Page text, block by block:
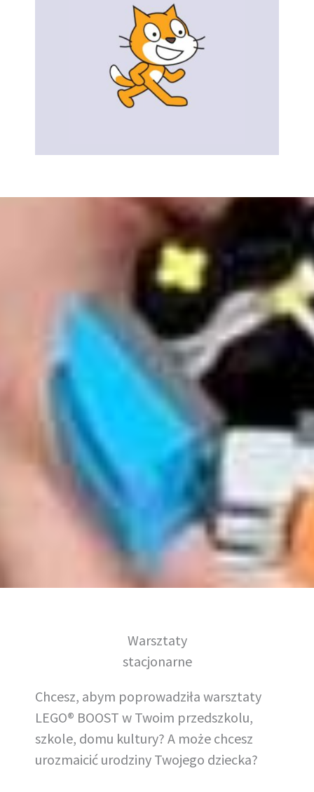
Warsztaty
stacjonarne
Chcesz, abym poprowadziła warsztaty
LEGO® BOOST w Twoim przedszkolu,
szkole, domu kultury? A może chcesz
urozmaicić urodziny Twojego dziecka?